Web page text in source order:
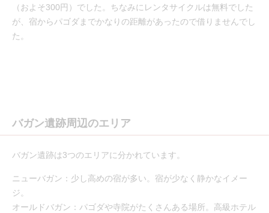
（およそ300円）でした。ちなみにレンタサイクルは無料でした
が、宿からパゴダまでかなりの距離があったので借りませんでし
た。
バガン遺跡周辺のエリア
バガン遺跡は3つのエリアに分かれています。
ニューバガン：少し高めの宿が多い。宿が少なく静かなイメー
ジ。
オールドバガン：パゴダや寺院がたくさんある場所。高級ホテル